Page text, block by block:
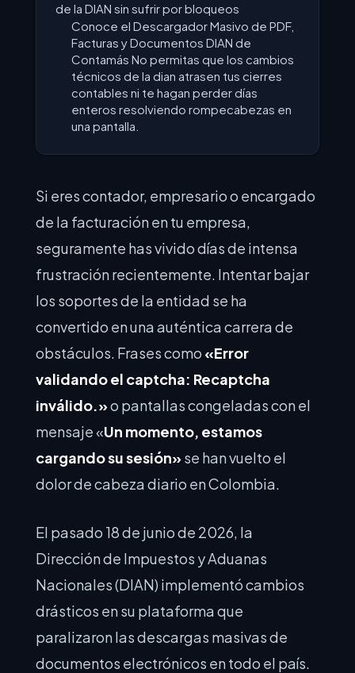
de la DIAN sin sufrir por bloqueos
Conoce el Descargador Masivo de PDF,
Facturas y Documentos DIAN de
Contamás No permitas que los cambios
técnicos de la dian atrasen tus cierres
contables ni te hagan perder días
enteros resolviendo rompecabezas en
una pantalla.
Si eres contador, empresario o encargado
de la facturación en tu empresa,
seguramente has vivido días de intensa
frustración recientemente. Intentar bajar
los soportes de la entidad se ha
convertido en una auténtica carrera de
obstáculos. Frases como «Error
validando el captcha: Recaptcha
inválido.»o pantallas congeladas con el
mensaje «Un momento, estamos
cargando su sesión»se han vuelto el
dolor de cabeza diario en Colombia.
El pasado 18 de junio de 2026, la
Dirección de Impuestos y Aduanas
Nacionales (DIAN) implementó cambios
drásticos en su plataforma que
paralizaron las descargas masivas de
documentos electrónicos en todo el país.